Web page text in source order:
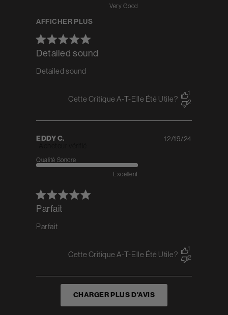
Detailed sound
Detailed sound
Very Good
AFFICHER PLUS
Cette Critique A-T-Elle Été Utile?
1
2
EDDY C.
Parfait
Parfait
Qualité Sonore
Excellent
12/19/24
Cette Critique A-T-Elle Été Utile?
1
2
CHARGER PLUS D'AVIS